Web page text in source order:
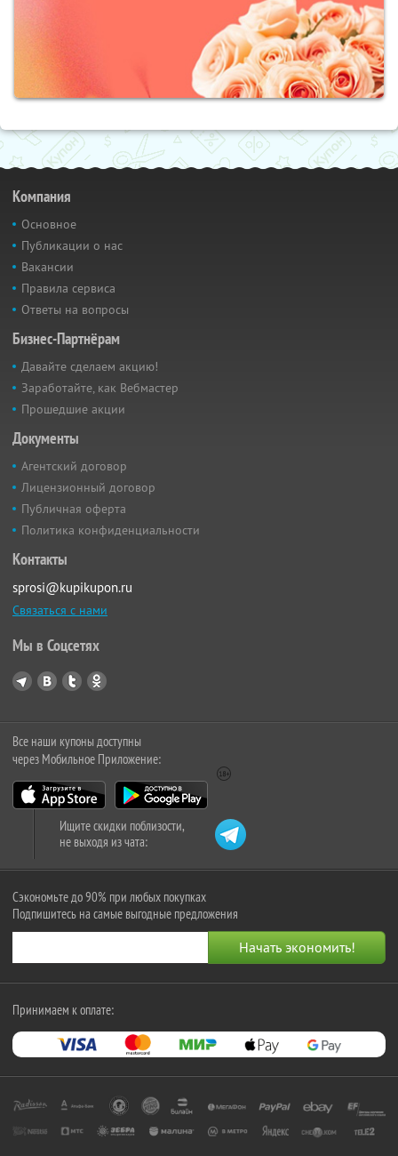
Компания
Основное
Публикации о нас
Вакансии
Правила сервиса
Ответы на вопросы
Бизнес-Партнёрам
Давайте сделаем акцию!
Заработайте, как Вебмастер
Прошедшие акции
Документы
Агентский договор
Лицензионный договор
Публичная оферта
Политика конфиденциальности
Контакты
sprosi@kupikupon.ru
Связаться с нами
Мы в Соцсетях
Все наши купоны доступны
через Мобильное Приложение:
Ищите скидки поблизости,
не выходя из чата:
Сэкономьте до 90% при любых покупках
Подпишитесь на самые выгодные предложения
Принимаем к оплате: